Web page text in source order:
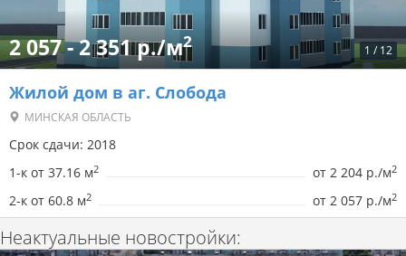
1 / 12
2 057 - 2 351 р./м2
Жилой дом в аг. Слобода
МИНСКАЯ ОБЛАСТЬ
Срок сдачи: 2018
1-к от 37.16 м2 от 2 204 р./м2
2-к от 60.8 м2 от 2 057 р./м2
Неактуальные новостройки: